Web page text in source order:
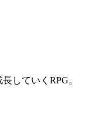
していくRPG。